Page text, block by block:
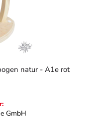
natur - A1e rot
GmbH